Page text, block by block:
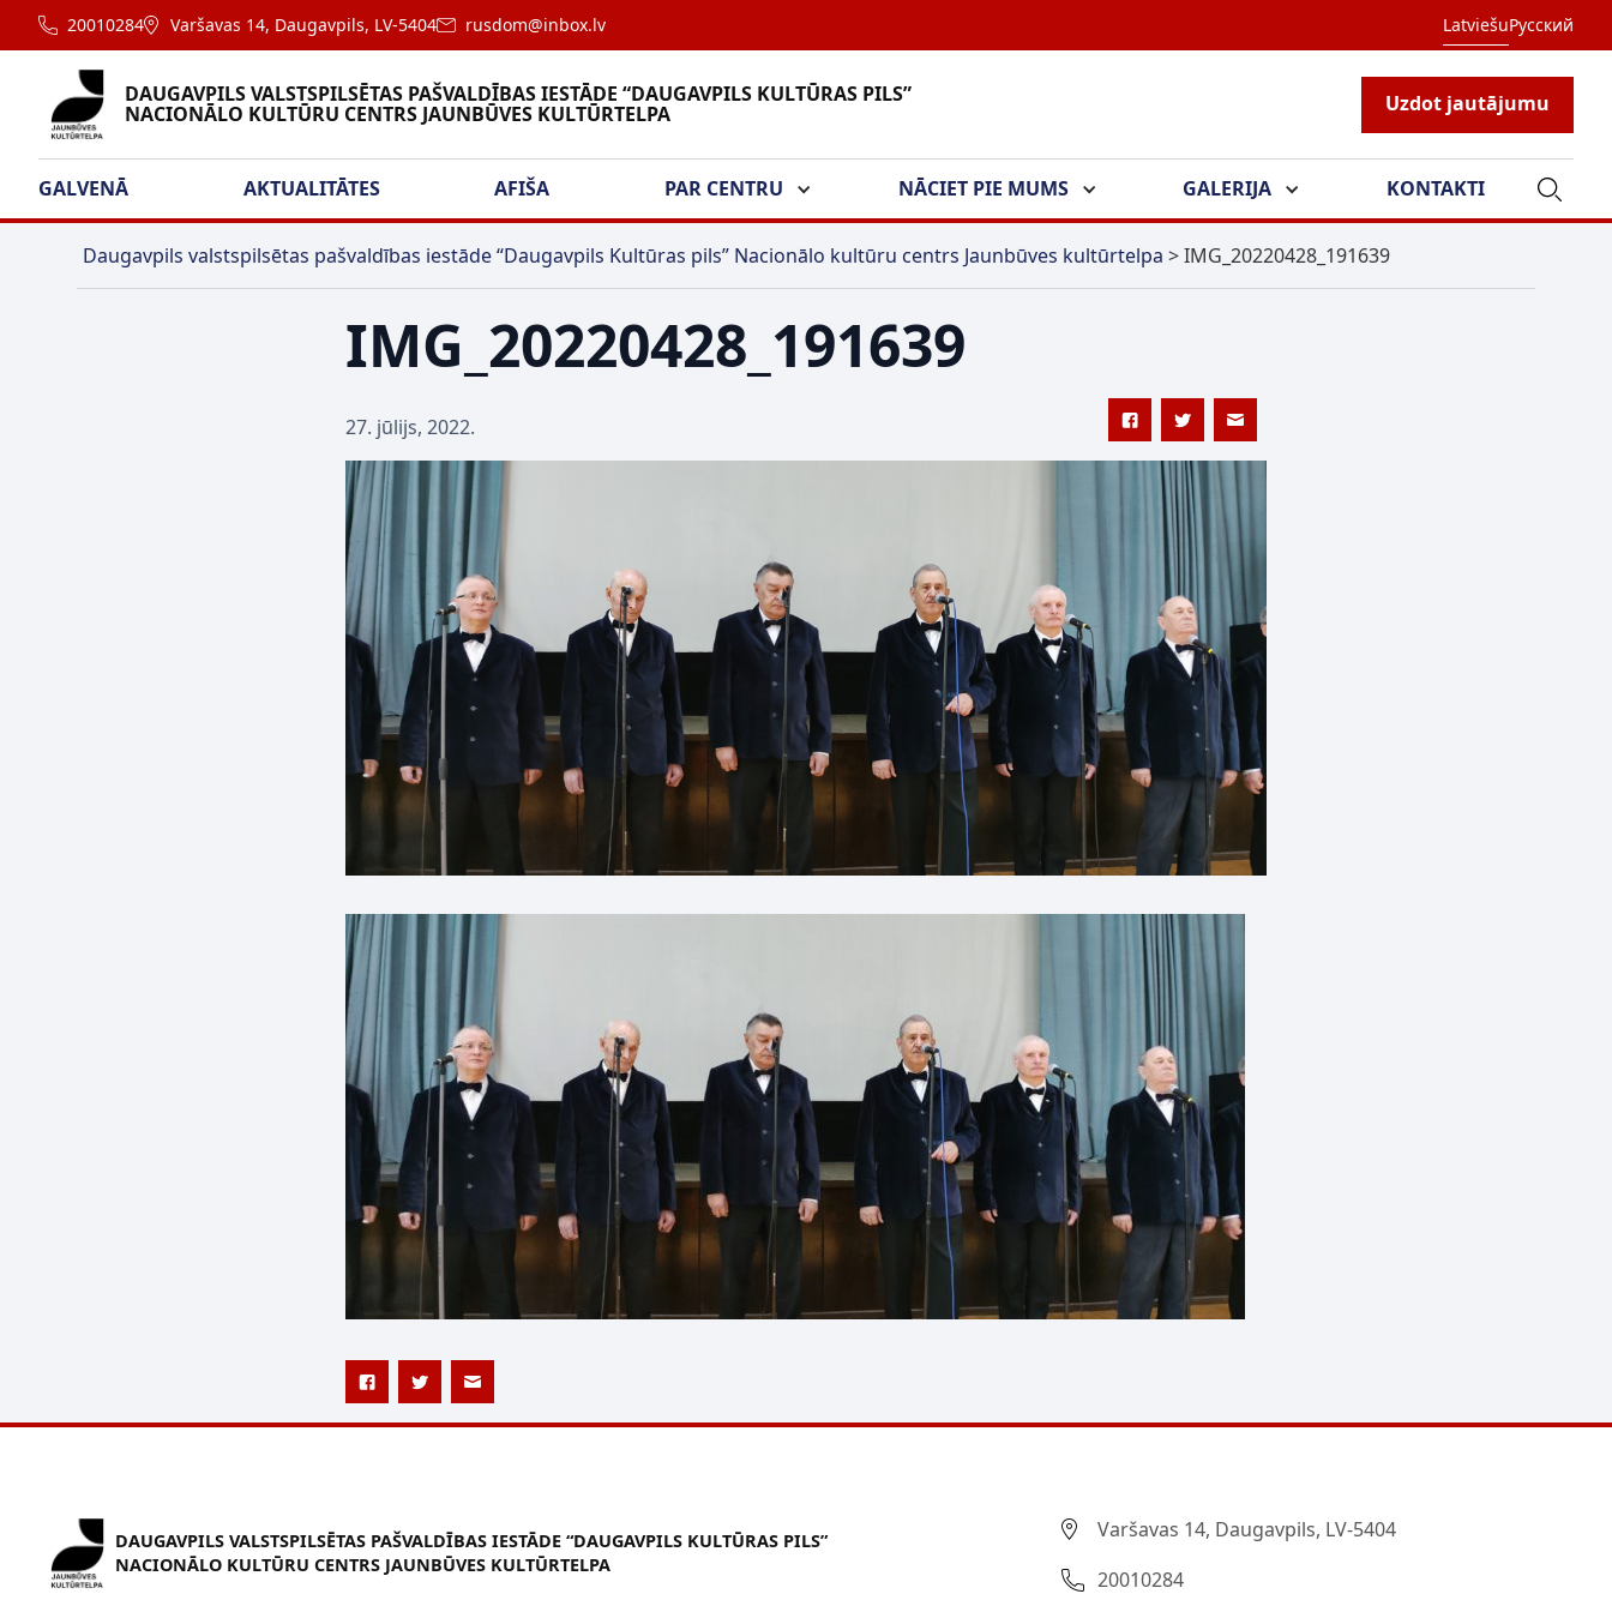
20010284 Varšavas 14, Daugavpils, LV-5404 rusdom@inbox.lv LatviešuРусский
DAUGAVPILS VALSTSPILSĒTAS PAŠVALDĪBAS IESTĀDE “DAUGAVPILS KULTŪRAS PILS”
NACIONĀLO KULTŪRU CENTRS JAUNBŪVES KULTŪRTELPA Uzdot jautājumu
GALVENĀ AKTUALITĀTES AFIŠA PAR CENTRU NĀCIET PIE MUMS GALERIJA KONTAKTI
Daugavpils valstspilsētas pašvaldības iestāde “Daugavpils Kultūras pils” Nacionālo kultūru centrs Jaunbūves kultūrtelpa >IMG_20220428_191639
IMG_20220428_191639
27. jūlijs, 2022.
DAUGAVPILS VALSTSPILSĒTAS PAŠVALDĪBAS IESTĀDE “DAUGAVPILS KULTŪRAS PILS”
NACIONĀLO KULTŪRU CENTRS JAUNBŪVES KULTŪRTELPA
Varšavas 14, Daugavpils, LV-5404
20010284